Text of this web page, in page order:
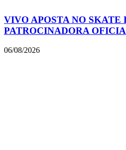
VIVO APOSTA NO SKATE
PATROCINADORA
06/08/2026